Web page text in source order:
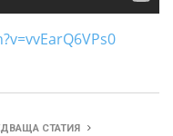
СТАТИЯ